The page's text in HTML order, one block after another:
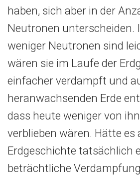
haben, sich aber in der
Neutronen unterscheiden.
weniger Neutronen sind
wären sie im Laufe der
einfacher verdampft und
heranwachsenden Erde
dass heute weniger von
verblieben wären. Hätte es
Erdgeschichte tatsächlich
beträchtliche